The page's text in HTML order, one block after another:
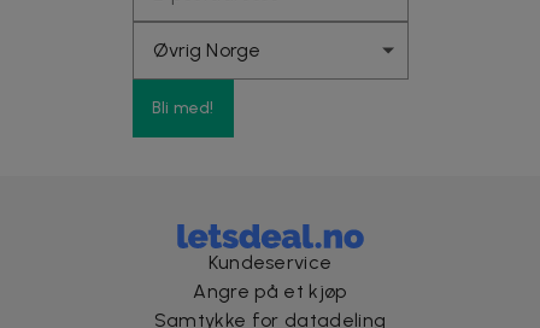
Bli med!
Kundeservice
Angre på et kjøp
Samtykke for datadeling